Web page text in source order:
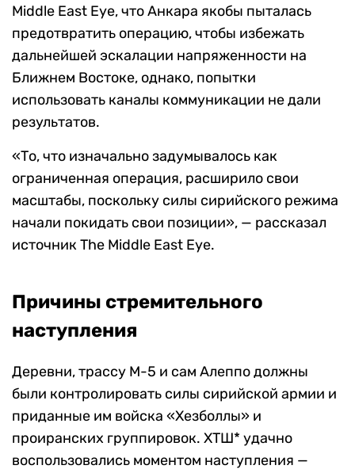
Middle East Eye, что Анкара якобы пыталась
предотвратить операцию, чтобы избежать
дальнейшей эскалации напряженности на
Ближнем Востоке, однако, попытки
использовать каналы коммуникации не дали
результатов.
«То, что изначально задумывалось как
ограниченная операция, расширило свои
масштабы, поскольку силы сирийского режима
начали покидать свои позиции», — рассказал
источник The Middle East Eye.
Причины стремительного
наступления
Деревни, трассу М-5 и сам Алеппо должны
были контролировать силы сирийской армии и
приданные им войска «Хезболлы» и
проиранских группировок. ХТШ* удачно
воспользовались моментом наступления —